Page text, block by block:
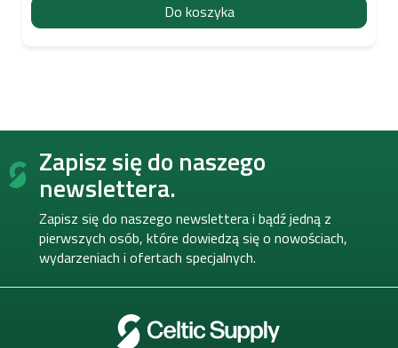
Do koszyka
S
Zapisz się do naszego
newslettera.
Zapisz się do naszego newslettera i bądź jedną z
pierwszych osób, które dowiedzą się o nowościach,
wydarzeniach i ofertach specjalnych.